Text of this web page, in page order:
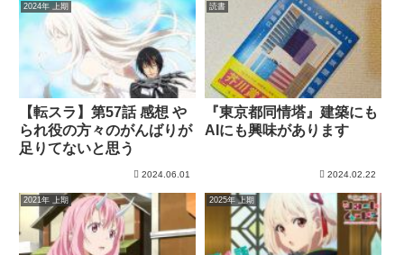
2024年 上期
【転スラ】第57話 感想 や
られ役の方々のがんばりが
足りてないと思う
2024.06.01
読書
『東京都同情塔』建築にも
AIにも興味があります
2024.02.22
2021年 上期 2025年 上期